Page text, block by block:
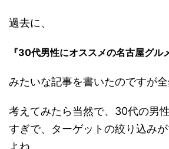
過去に、
『30代男性にオススメの名古屋グル
みたいな記事を書いたのですが全
考えてみたら当然で、30代の男
すぎで、ターゲットの絞り込み
よね。